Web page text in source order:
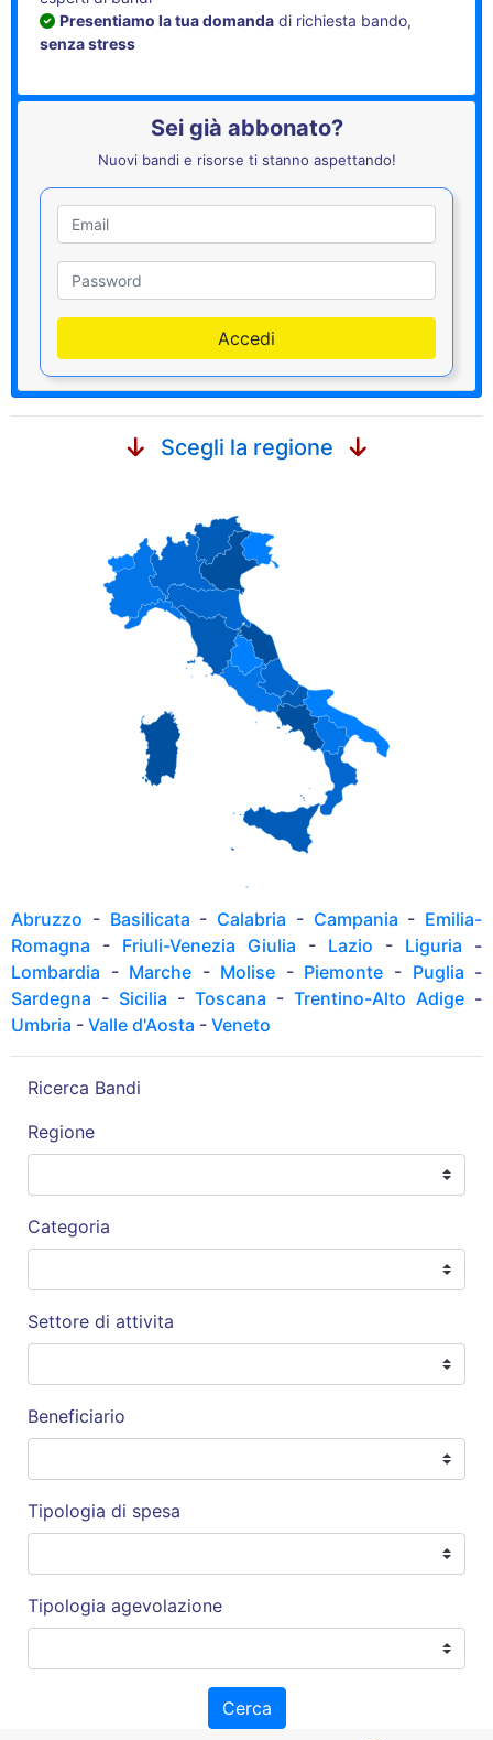
Presentiamo la tua domanda di richiesta bando,
senza stress
Sei già abbonato?
Nuovi bandi e risorse ti stanno aspettando!
Accedi
Scegli la regione
Abruzzo - Basilicata - Calabria - Campania - Emilia-
Romagna - Friuli-Venezia Giulia - Lazio - Liguria -
Lombardia - Marche - Molise - Piemonte - Puglia -
Sardegna - Sicilia - Toscana - Trentino-Alto Adige -
Umbria - Valle d'Aosta - Veneto
Ricerca Bandi
Regione
Categoria
Settore di attivita
Beneficiario
Tipologia di spesa
Tipologia agevolazione
Cerca